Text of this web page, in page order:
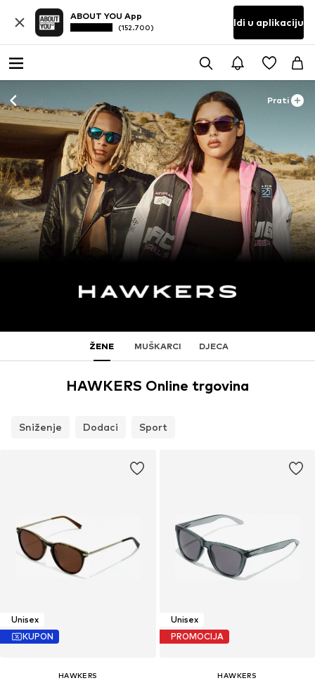
ABOUT YOU App
(152.700) Idi u aplikaciju
Prati
ŽENE MUŠKARCI DJECA
HAWKERS Online trgovina
Sniženje Dodaci Sport
Unisex
KUPON
HAWKERS
Unisex
PROMOCIJA
HAWKERS